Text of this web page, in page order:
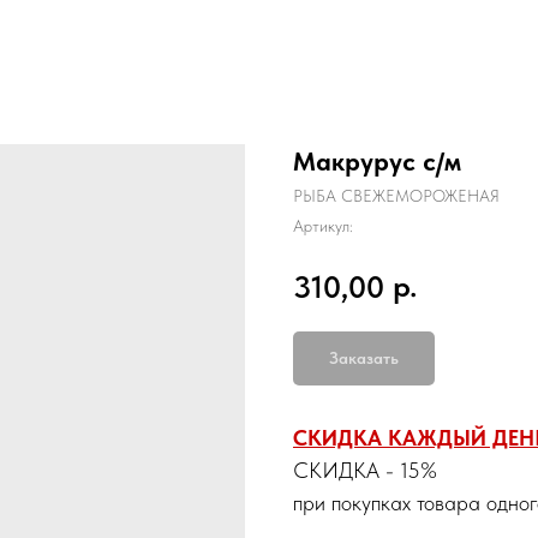
Макрурус с/м
РЫБА СВЕЖЕМОРОЖЕНАЯ
Артикул:
310,00 р.
Заказать
СКИДКА КАЖДЫЙ
СКИДКА - 15%
при покупках товара